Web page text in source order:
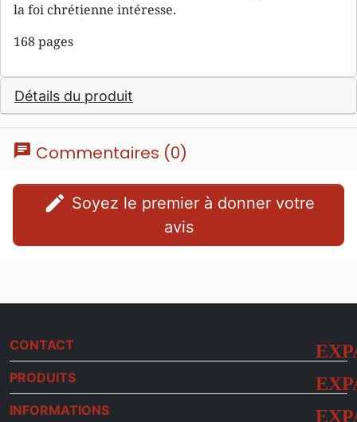
la foi chrétienne intéresse.
168 pages
Détails du produit
chat Commentaires (0)
edit
avis
CONTACT
PRODUITS
INFORMATIONS